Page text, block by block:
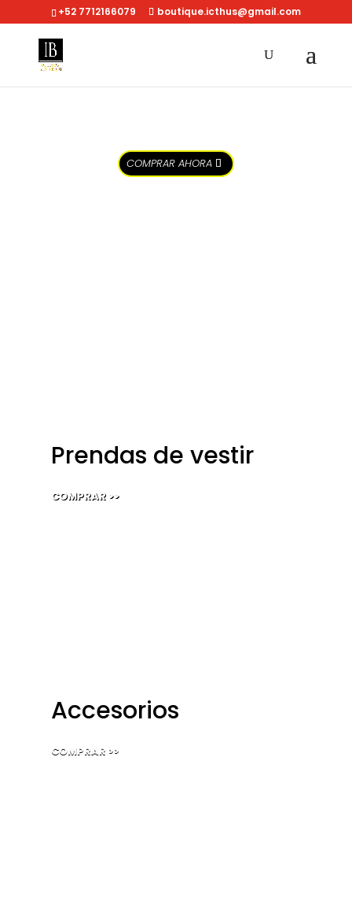
+52 7712166079 boutique.icthus@gmail.com
COMPRAR AHORA
Prendas de vestir
COMPRAR>>
Accesorios
COMPRAR >>